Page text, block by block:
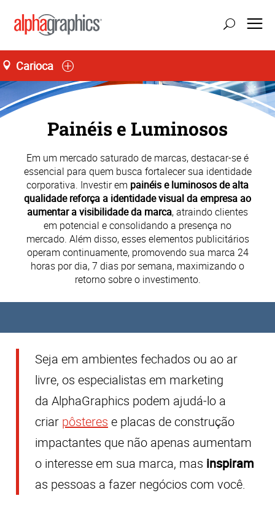
Carioca
Painéis e Luminosos
Em um mercado saturado de marcas, destacar-se é
essencial para quem busca fortalecer sua identidade
corporativa. Investir em painéis e luminosos de alta
qualidade reforça a identidade visual da empresa ao
aumentar a visibilidade da marca, atraindo clientes
em potencial e consolidando a presença no
mercado. Além disso, esses elementos publicitários
operam continuamente, promovendo sua marca 24
horas por dia, 7 dias por semana, maximizando o
retorno sobre o investimento.
Seja em ambientes fechados ou ao ar
livre, os especialistas em marketing
da AlphaGraphics podem ajudá-lo a
criar pôsteres e placas de construção
impactantes que não apenas aumentam
o interesse em sua marca, mas inspiram
as pessoas a fazer negócios com você.